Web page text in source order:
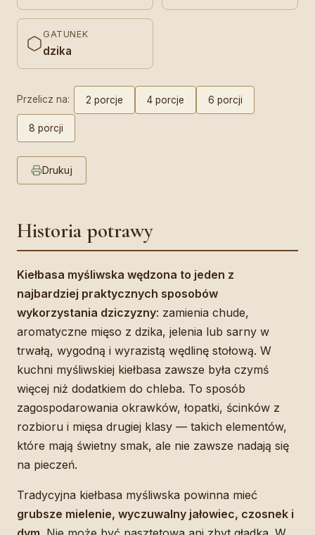
GATUNEK
dzika
Przelicz na: 2 porcje 4 porcje 6 porcji
8 porcji
Drukuj
Historia potrawy
Kiełbasa myśliwska wędzona to jeden z
najbardziej praktycznych sposobów
wykorzystania dziczyzny: zamienia chude,
aromatyczne mięso z dzika, jelenia lub sarny w
trwałą, wygodną i wyrazistą wędlinę stołową. W
kuchni myśliwskiej kiełbasa zawsze była czymś
więcej niż dodatkiem do chleba. To sposób
zagospodarowania okrawków, łopatki, ścinków z
rozbioru i mięsa drugiej klasy — takich elementów,
które mają świetny smak, ale nie zawsze nadają się
na pieczeń.
Tradycyjna kiełbasa myśliwska powinna mieć
grubsze mielenie, wyczuwalny jałowiec, czosnek i